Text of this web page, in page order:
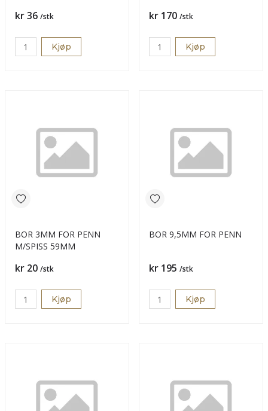
Pris
kr 36 /stk
Kjøp
Pris
kr 170 /stk
Kjøp
BOR 3MM FOR PENN
M/SPISS 59MM
Pris
kr 20 /stk
Kjøp
BOR 9,5MM FOR PENN
Pris
kr 195 /stk
Kjøp